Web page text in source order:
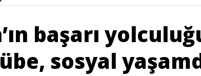
başarı
sosyal